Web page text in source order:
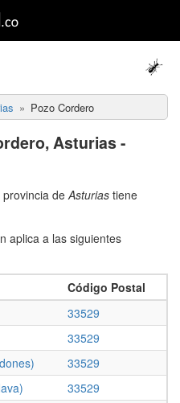
Pozo Cordero
Asturias -
provincia de Asturias tiene
aplica a las siguientes
Código Postal
33529
33529
33529
33529